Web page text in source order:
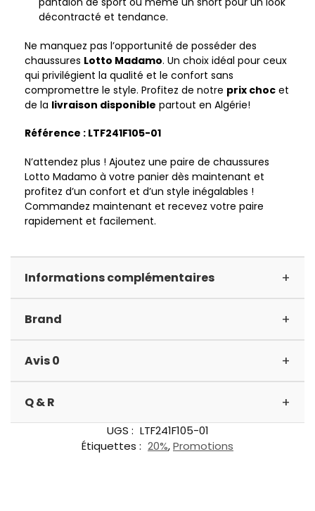
décontracté et tendance.
Ne manquez pas l’opportunité de posséder des
chaussures Lotto Madamo. Un choix idéal pour ceux
qui privilégient la qualité et le confort sans
compromettre le style. Profitez de notre prix choc et
de la livraison disponible partout en Algérie!
Référence : LTF241F105-01
N’attendez plus ! Ajoutez une paire de chaussures
Lotto Madamo à votre panier dès maintenant et
profitez d’un confort et d’un style inégalables !
Commandez maintenant et recevez votre paire
rapidement et facilement.
Informations complémentaires +
Brand +
Avis 0 +
Q & R +
UGS : LTF241F105-01
Étiquettes : 20%,Promotions